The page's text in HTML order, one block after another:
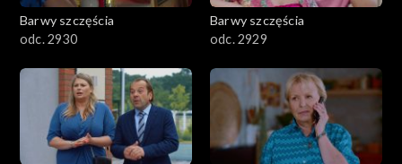
Barwy szczęścia
odc. 2930
Barwy szczęścia
odc. 2929